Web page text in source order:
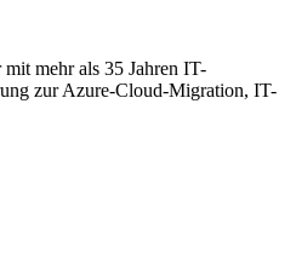
mehr als 35 Jahren IT-
zur Azure-Cloud-Migration, IT-